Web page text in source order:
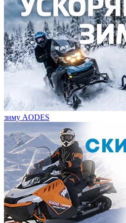
зиму AODES